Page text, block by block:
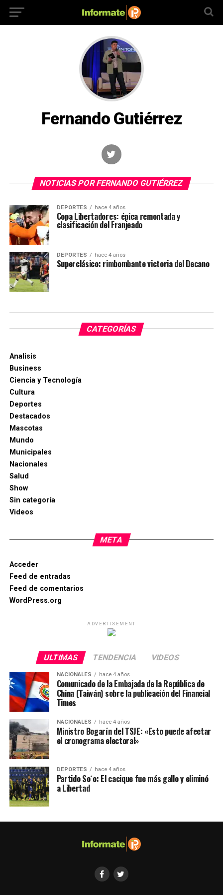
Fernando Gutiérrez
NOTICIAS POR FERNANDO GUTIÉRREZ
DEPORTES hace 4 años
Copa Libertadores: épica remontada y
clasificación del Franjeado
DEPORTES hace 4 años
Superclásico: rimbombante victoria del Decano
CATEGORÍAS
Analisis
Business
Ciencia y Tecnología
Cultura
Deportes
Destacados
Mascotas
Mundo
Municipales
Nacionales
Salud
Show
Sin categoría
Videos
META
Acceder
Feed de entradas
Feed de comentarios
WordPress.org
ADVERTISEMENT
ULTIMAS TENDENCIA VIDEOS
NACIONALES hace 4 años
Comunicado de la Embajada de la República de
China (Taiwán) sobre la publicación del Financial
Times
NACIONALES hace 4 años
Ministro Bogarín del TSJE: «Esto puede afectar
el cronograma electoral»
DEPORTES hace 4 años
Partido So´o: El cacique fue más gallo y eliminó
a Libertad